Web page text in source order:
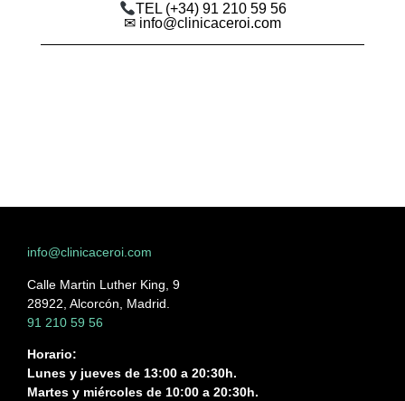
TEL (+34) 91 210 59 56
✉ info@clinicaceroi.com
info@clinicaceroi.com
Calle Martin Luther King, 9
28922, Alcorcón, Madrid.
91 210 59 56
Horario:
Lunes y jueves de 13:00 a 20:30h.
Martes y miércoles de 10:00 a 20:30h.